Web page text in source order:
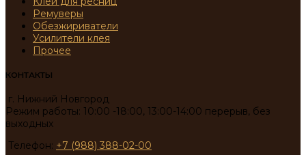
Ремуверы
Обезжириватели
Усилители клея
Прочее
КОНТАКТЫ
г. Нижний Новгород
Режим работы: 10:00 -18:00, 13:00-14:00 перерыв, без
выходных
Телефон: +7 (988) 388-02-00